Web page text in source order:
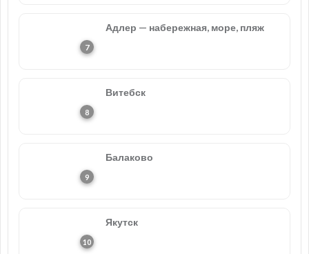
Адлер — набережная, море, пляж
Витебск
Балаково
Якутск